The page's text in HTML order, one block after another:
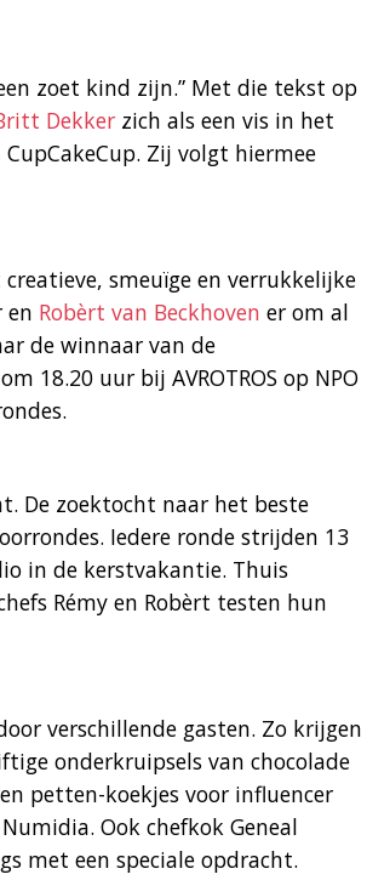
zoet kind zijn.” Met die tekst op
Dekker zich als een vis in het
Zij volgt hiermee
smeuïge en verrukkelijke
en Robèrt van Beckhoven er om al
de winnaar van de
18.20 uur bij AVROTROS op NPO
De zoektocht naar het beste
Iedere ronde strijden 13
in de kerstvakantie. Thuis
Rémy en Robèrt testen hun
verschillende gasten. Zo krijgen
onderkruipsels van chocolade
petten-koekjes voor influencer
Ook chefkok Geneal
met een speciale opdracht.